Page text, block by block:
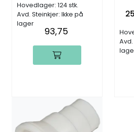
Hovedlager: 124 stk.
Avd. Steinkjer: Ikke på
lager
93,75